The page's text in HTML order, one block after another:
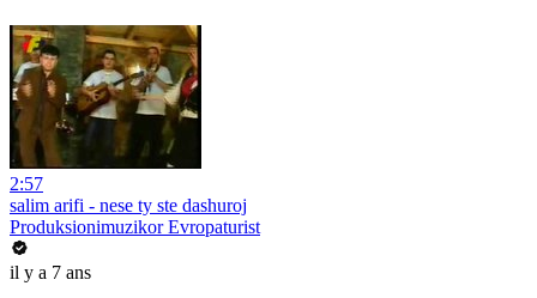
2:57
salim arifi - nese ty ste dashuroj
Produksionimuzikor Evropaturist
il y a 7 ans